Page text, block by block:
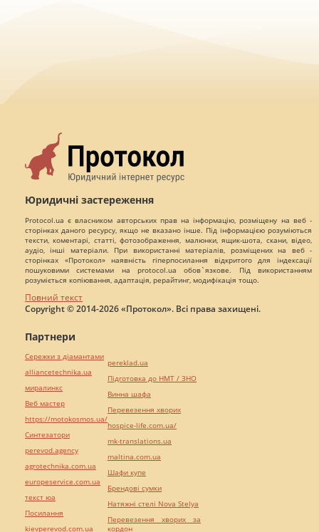
Юридичні застереження
Protocol.ua є власником авторських прав на інформацію, розміщену на веб -
сторінках даного ресурсу, якщо не вказано інше. Під інформацією розуміються
тексти, коментарі, статті, фотозображення, малюнки, ящик-шота, скани, відео,
аудіо, інші матеріали. При використанні матеріалів, розміщених на веб -
сторінках «Протокол» наявність гіперпосилання відкритого для індексації
пошуковими системами на protocol.ua обов`язкове. Під використанням
розуміється копіювання, адаптація, рерайтинг, модифікація тощо.
Повний текст
Copyright © 2014-2026 «Протокол». Всі права захищені.
Партнери
Сережки з діамантами
alliancetechnika.ua
миралинкс
Веб мастер
https://motokosmos.ua/
Синтезатори
perevod.agency
agrotechnika.com.ua
europeservice.com.ua
текст юа
Посилання
kievperevod.com.ua
pereklad.ua
Підготовка до НМТ / ЗНО
Винна шафа
Перевезення хворих
hospice-life.com.ua/
mk-translations.ua
maltina.com.ua
Шафи купе
Брендові сумки
Натяжні стелі Nova Stelya
Перевезення хворих за
кордон